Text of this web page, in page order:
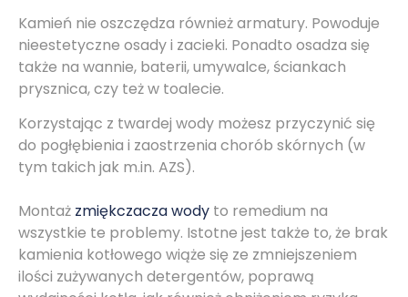
Kamień nie oszczędza również armatury. Powoduje
nieestetyczne osady i zacieki. Ponadto osadza się
także na wannie, baterii, umywalce, ściankach
prysznica, czy też w toalecie.
Korzystając z twardej wody możesz przyczynić się
do pogłębienia i zaostrzenia chorób skórnych (w
tym takich jak m.in. AZS).
Montaż zmiękczacza wody to remedium na
wszystkie te problemy. Istotne jest także to, że brak
kamienia kotłowego wiąże się ze zmniejszeniem
ilości zużywanych detergentów, poprawą